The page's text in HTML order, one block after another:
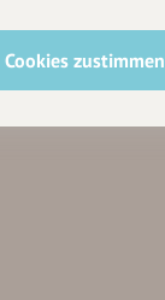
Cookies zustimmen